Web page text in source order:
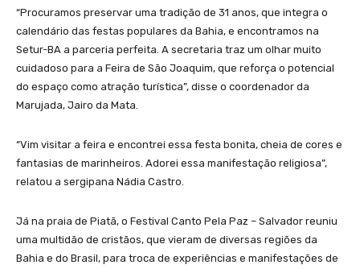
“Procuramos preservar uma tradição de 31 anos, que integra o
calendário das festas populares da Bahia, e encontramos na
Setur-BA a parceria perfeita. A secretaria traz um olhar muito
cuidadoso para a Feira de São Joaquim, que reforça o potencial
do espaço como atração turística”, disse o coordenador da
Marujada, Jairo da Mata.
“Vim visitar a feira e encontrei essa festa bonita, cheia de cores e
fantasias de marinheiros. Adorei essa manifestação religiosa”,
relatou a sergipana Nádia Castro.
Já na praia de Piatã, o Festival Canto Pela Paz – Salvador reuniu
uma multidão de cristãos, que vieram de diversas regiões da
Bahia e do Brasil, para troca de experiências e manifestações de